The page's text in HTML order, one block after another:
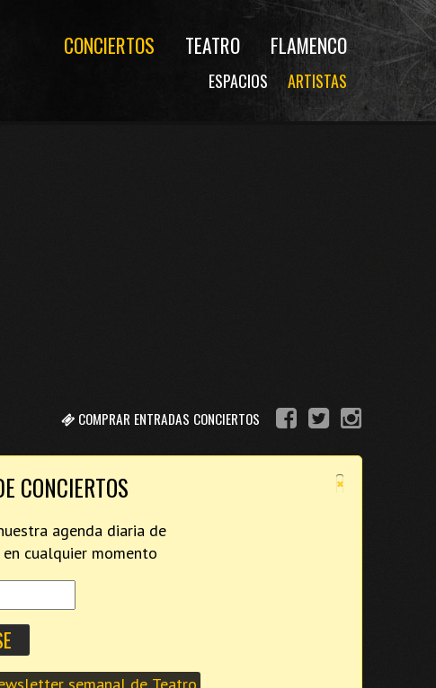
CONCIERTOS TEATRO FLAMENCO
ESPACIOS ARTISTAS
COMPRAR ENTRADAS CONCIERTOS
×
CONCIERTOS
agenda diaria de
cualquier momento